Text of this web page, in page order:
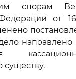
спорам
от
дело направлено
существу.